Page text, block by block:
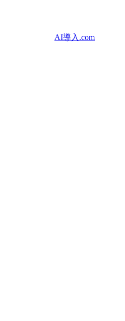
AI導入.com